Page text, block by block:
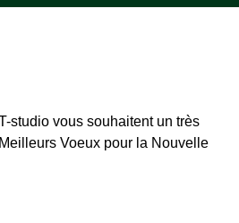
studio vous souhaitent un très
Voeux pour la Nouvelle